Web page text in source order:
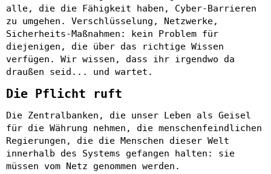
alle, die die Fähigkeit haben, Cyber-Barrieren
zu umgehen. Verschlüsselung, Netzwerke,
Sicherheits-Maßnahmen: kein Problem für
diejenigen, die über das richtige Wissen
verfügen. Wir wissen, dass ihr irgendwo da
draußen seid... und wartet.
Die Pflicht ruft
Die Zentralbanken, die unser Leben als Geisel
für die Währung nehmen, die menschenfeindlichen
Regierungen, die die Menschen dieser Welt
innerhalb des Systems gefangen halten: sie
müssen vom Netz genommen werden.